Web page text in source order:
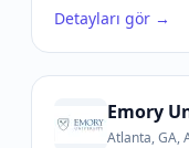
Detayları gör →
Emory
Atlanta, GA,